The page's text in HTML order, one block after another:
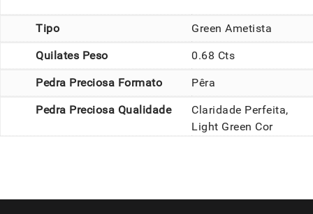
Tipo Green Ametista
Quilates Peso 0.68 Cts
Pedra Preciosa Formato Pêra
Pedra Preciosa Qualidade
Claridade Perfeita,
Light Green Cor